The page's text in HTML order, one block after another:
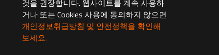
것을 권장합니다. 웹사이트를 계속 사용하
거나 또는 Cookies 사용에 동의하지 않으면
개인정보취급방침 및 안전정책을 확인해
보세요.